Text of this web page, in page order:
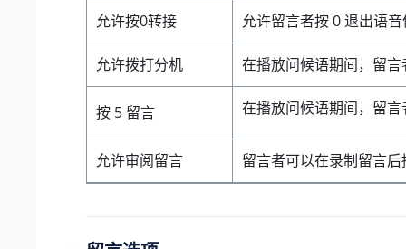
允许按0转接 允许留言者按 0 退出语
允许拨打分机 在播放问候语期间，留
按 5 留言 在播放问候语期间，留
允许审阅留言 留言者可以在录制留言